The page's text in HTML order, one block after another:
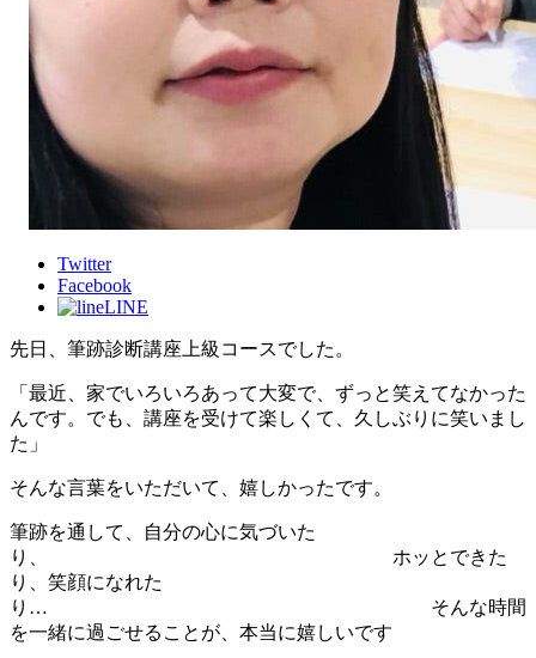
Twitter
Facebook
LINE
先日、筆跡診断講座上級コースでした。
「最近、家でいろいろあって大変で、ずっと笑えてなかった
んです。でも、講座を受けて楽しくて、久しぶりに笑いまし
た」
そんな言葉をいただいて、嬉しかったです。
筆跡を通して、自分の心に気づいた
り、 ホッとできた
り、笑顔になれた
り… そんな時間
を一緒に過ごせることが、本当に嬉しいです